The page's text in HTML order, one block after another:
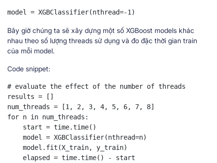
model = XGBClassifier(nthread=-1)
Bây giờ chúng ta sẽ xây dựng một số XGBoost models khác
nhau theo số lượng threads sử dụng và đo đặc thời gian train
của mỗi model.
Code snippet:
# evaluate the effect of the number of threads
results = []
num_threads = [1, 2, 3, 4, 5, 6, 7, 8]
for n in num_threads:
    start = time.time()
    model = XGBClassifier(nthread=n)
    model.fit(X_train, y_train)
    elapsed = time.time() - start